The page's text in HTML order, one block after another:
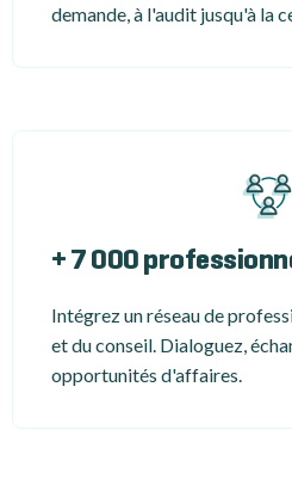
demande, à l'audit jusqu'à la
+ 7 000
Intégrez un réseau de
et du conseil. Dialoguez,
opportunités d'affaires.